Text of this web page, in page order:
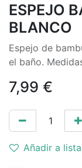
ESPEJO
BLANCO
Espejo de
el baño.
7,99 €
Añadir a